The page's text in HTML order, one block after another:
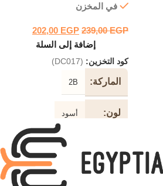
في المخزن
239,00EGP
202,00 EGP
إضافة إلى السلة
كود التخزين: (DC017)
الماركة 2B
لون أسود
الكابل